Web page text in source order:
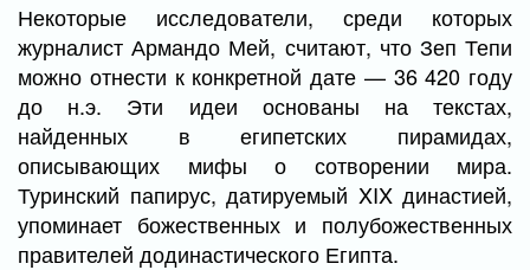
Некоторые исследователи, среди которых
журналист Армандо Мей, считают, что Зеп Тепи
можно отнести к конкретной дате — 36 420 году
до н.э. Эти идеи основаны на текстах,
найденных в египетских пирамидах,
описывающих мифы о сотворении мира.
Туринский папирус, датируемый XIX династией,
упоминает божественных и полубожественных
правителей додинастического Египта.